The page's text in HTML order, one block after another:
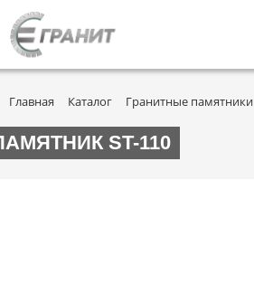
Главная Каталог Гранитные памятники
ST-110